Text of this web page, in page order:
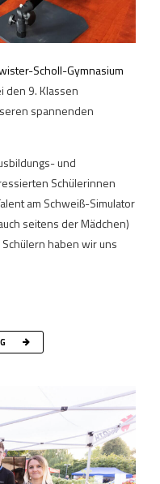
Scholl-Gymnasium
den 9. Klassen
spannenden
und
Schülerinnen
am Schweiß-Simulator
seitens der Mädchen)
haben wir uns